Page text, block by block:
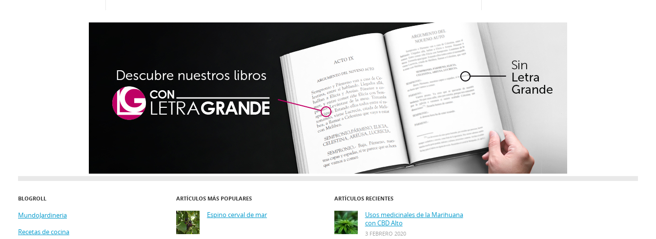
BLOGROLL
MundoJardineria
Recetas de cocina
ARTÍCULOS MÁS POPULARES
Espino cerval de mar
ARTÍCULOS RECIENTES
Usos medicinales de la Marihuana
con CBD Alto
3 FEBRERO 2020